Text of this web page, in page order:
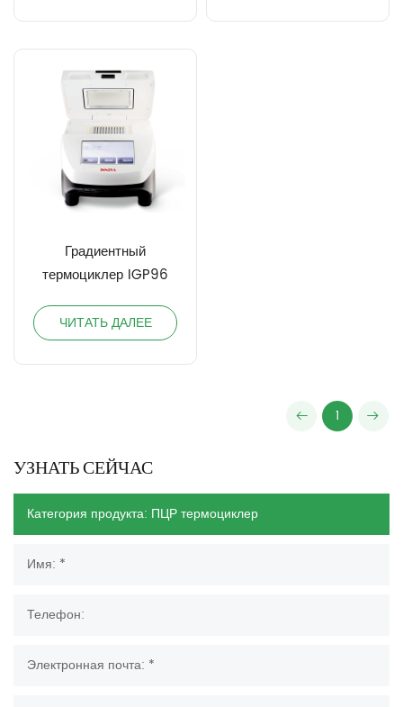
Градиентный
термоциклер IGP96
ЧИТАТЬ ДАЛЕЕ
1
УЗНАТЬ СЕЙЧАС